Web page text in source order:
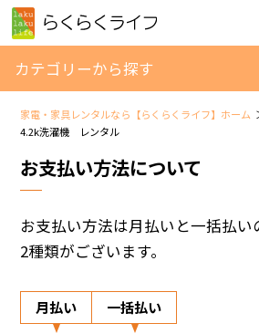
カテゴリーから探す
家電・家具レンタルなら【らくらくライフ】ホーム
4.2k洗濯機 レンタル
お支払い方法について
お支払い方法は月払いと一括払い
2種類がございます。
月払い 一括払い